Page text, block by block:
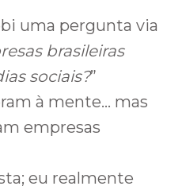
uma pergunta via
brasileiras
sociais?”
à mente… mas
empresas
eu realmente